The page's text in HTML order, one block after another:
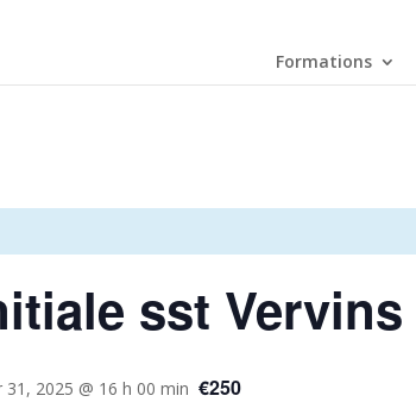
Formations
sst Vervins
31, 2025 @ 16 h 00 min €250